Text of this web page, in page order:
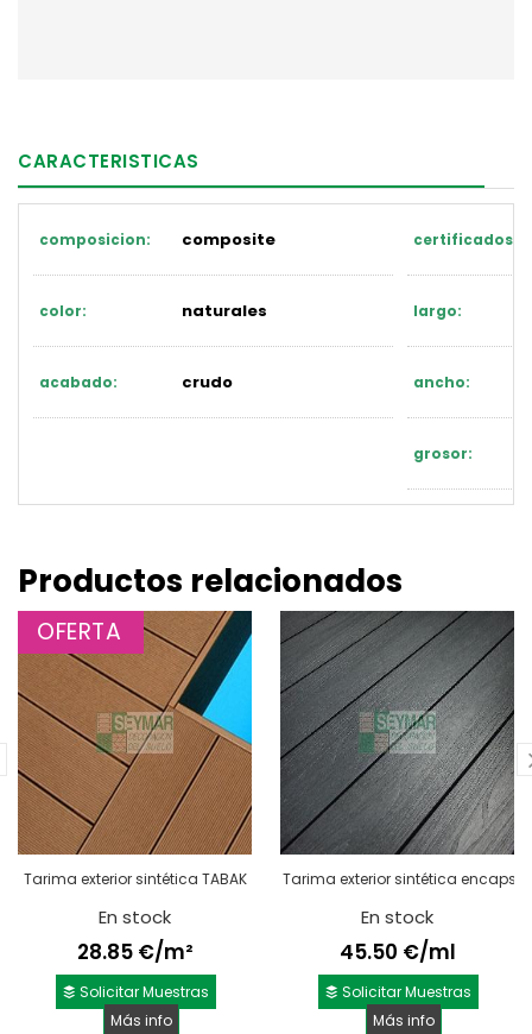
CARACTERISTICAS
composicion: composite
color: naturales
acabado: crudo
certificados:
largo:
ancho:
grosor:
Productos relacionados
OFERTA
Tarima exterior sintética TABAK
En stock
28.85 €/m²
Solicitar Muestras
Más info
Tarima exterior sintética
En stock
45.50 €/ml
Solicitar Muestras
Más info